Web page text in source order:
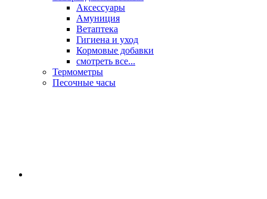
Аксессуары
Амуниция
Ветаптека
Гигиена и уход
Кормовые добавки
смотреть все...
Термометры
Песочные часы